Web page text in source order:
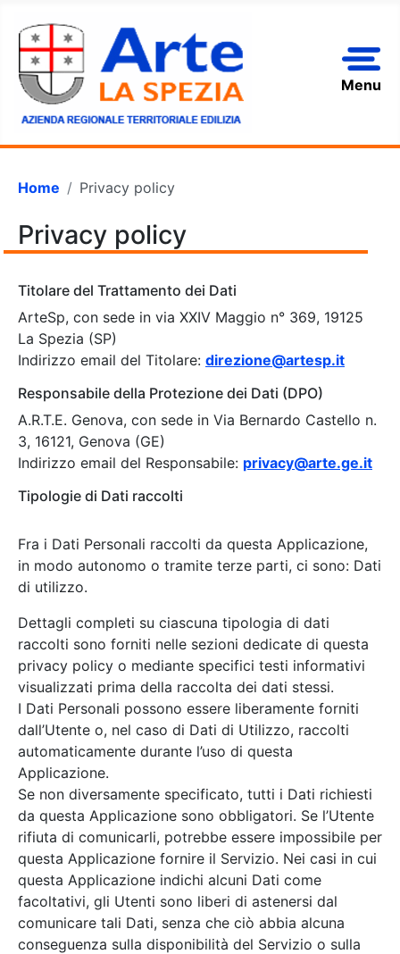
Menu
Home Privacy policy
Privacy policy
Titolare del Trattamento dei Dati
ArteSp, con sede in via XXIV Maggio n° 369, 19125
La Spezia (SP)
Indirizzo email del Titolare: direzione@artesp.it
Responsabile della Protezione dei Dati (DPO)
A.R.T.E. Genova, con sede in Via Bernardo Castello n.
3, 16121, Genova (GE)
Indirizzo email del Responsabile: privacy@arte.ge.it
Tipologie di Dati raccolti
Fra i Dati Personali raccolti da questa Applicazione,
in modo autonomo o tramite terze parti, ci sono: Dati
di utilizzo.
Dettagli completi su ciascuna tipologia di dati
raccolti sono forniti nelle sezioni dedicate di questa
privacy policy o mediante specifici testi informativi
visualizzati prima della raccolta dei dati stessi.
I Dati Personali possono essere liberamente forniti
dall’Utente o, nel caso di Dati di Utilizzo, raccolti
automaticamente durante l’uso di questa
Applicazione.
Se non diversamente specificato, tutti i Dati richiesti
da questa Applicazione sono obbligatori. Se l’Utente
rifiuta di comunicarli, potrebbe essere impossibile per
questa Applicazione fornire il Servizio. Nei casi in cui
questa Applicazione indichi alcuni Dati come
facoltativi, gli Utenti sono liberi di astenersi dal
comunicare tali Dati, senza che ciò abbia alcuna
conseguenza sulla disponibilità del Servizio o sulla